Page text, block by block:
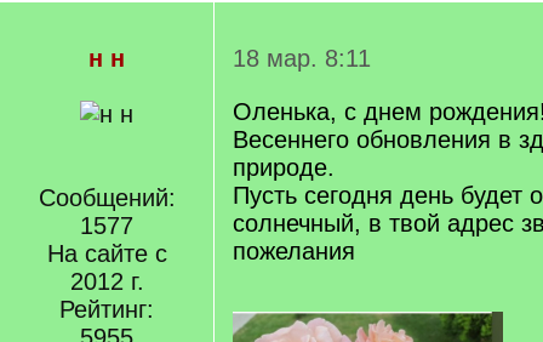
н н
Сообщений:
1577
На сайте с
2012 г.
Рейтинг:
18 мар. 8:11
Оленька, с днем
Весеннего обновления в
природе.
Пусть сегодня день будет
солнечный, в твой адрес
пожелания